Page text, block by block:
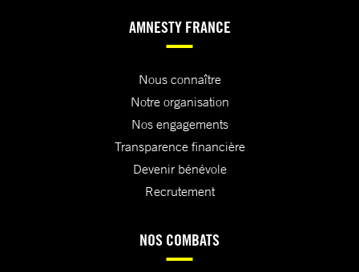
AMNESTY FRANCE
Nous connaître
Notre organisation
Nos engagements
Transparence financière
Devenir bénévole
Recrutement
NOS COMBATS